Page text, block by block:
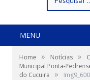
por:
MENU
Home » Notícias »
Municipal Ponta-
do Cucuira
»